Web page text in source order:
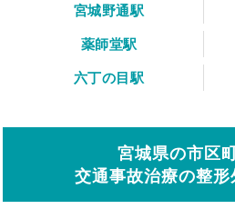
宮城野通駅
薬師堂駅
六丁の目駅
宮城県の市区
交通事故治療の整